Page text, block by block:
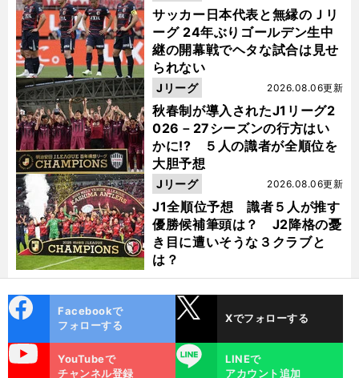
サッカー日本代表と無縁のＪリ
ーグ 24年ぶりゴールデン生中
継の開幕戦でヘタな試合は見せ
られない
秋春制が導入されたJ1リーグ2
026－27シーズンの行方はい
かに!? ５人の識者が全順位を
大胆予想
2026.08.06更新
Jリーグ
J1全順位予想 識者５人が推す
優勝候補筆頭は？ J2降格の憂
き目に遭いそうな３クラブと
は？
2026.08.06更新
Jリーグ
ok
Facebookで
フォローする
Xでフォローする
YouTubeで
チャンネル登録
LINE
LINEで
アカウント追加